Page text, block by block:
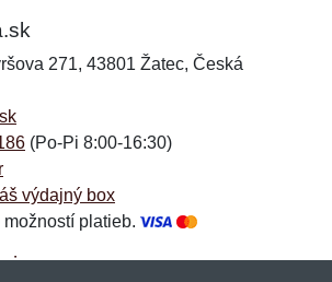
271, 43801 Žatec, Česká
(Po-Pi 8:00-16:30)
výdajný box
platieb.